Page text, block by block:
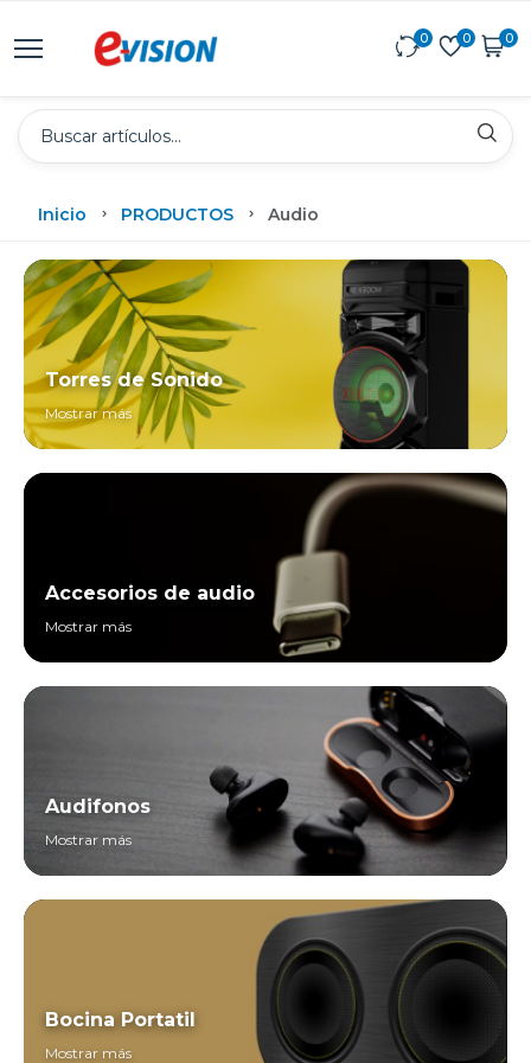
0 0 0
Inicio PRODUCTOS Audio
Torres de Sonido
Mostrar más
Accesorios de audio
Mostrar más
Audifonos
Mostrar más
Bocina Portatil
Mostrar más